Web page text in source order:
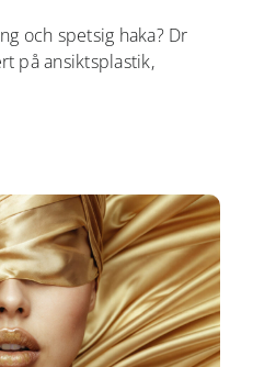
och spetsig haka? Dr
på ansiktsplastik,